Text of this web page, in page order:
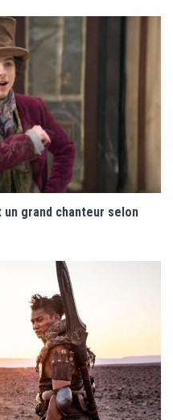
grand chanteur selon